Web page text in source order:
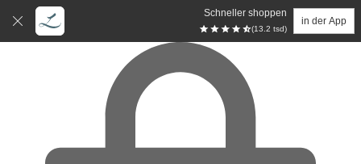
Schneller shoppen
(13.2 tsd)
in der App
Zum Hauptinhalt springen